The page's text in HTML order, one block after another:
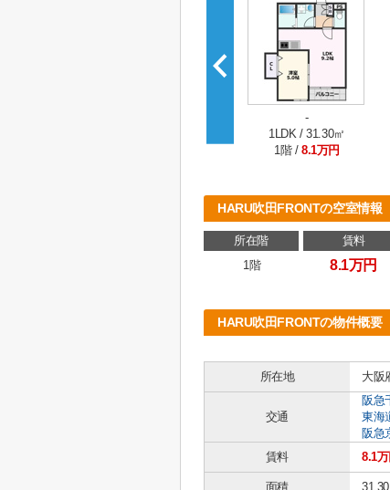
-
1LDK / 31.30㎡
1階 / 8.1万円
HARU吹田FRONTの空室情報
所在階 賃料
1階
8.1万円
HARU吹田FRONTの物件概要
所在地
大阪
交通
阪急
東海
阪急
賃料
8.1万
面積